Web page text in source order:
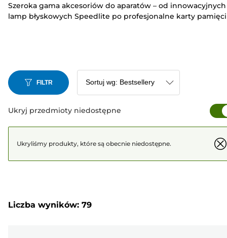
Szeroka gama akcesoriów do aparatów – od innowacyjnych
lamp błyskowych Speedlite po profesjonalne karty
FILTR
Ukryj przedmioty niedostępne
Ukryliśmy produkty, które są obecnie niedostępne.
Liczba wyników: 79